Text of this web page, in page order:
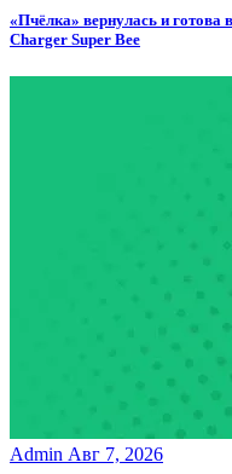
«Пчёлка» вернулась и готова
Charger Super Bee
Admin Авг 7, 2026